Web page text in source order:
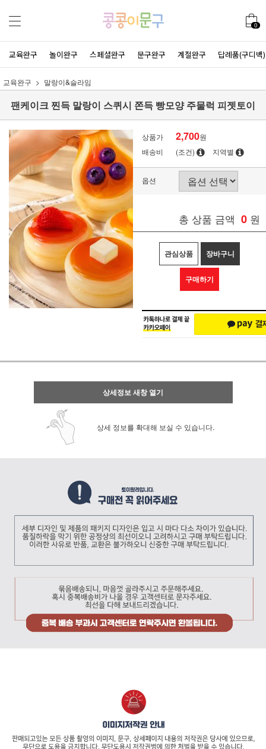
0
교육완구 놀이완구 스페셜완구 문구완구 계절완구 답례품(구디백)
교육완구 말랑이&슬라임
팬케이크 찐득 말랑이 스퀴시 쫀득 빵모양 주물럭 피젯토이
상품가 2,700원
배송비
(조건) 지역별
옵션
총 상품 금액 0 원
관심상품 장바구니
구매하기
상세정보 새창 열기
상세 정보를 확대해 보실 수 있습니다.